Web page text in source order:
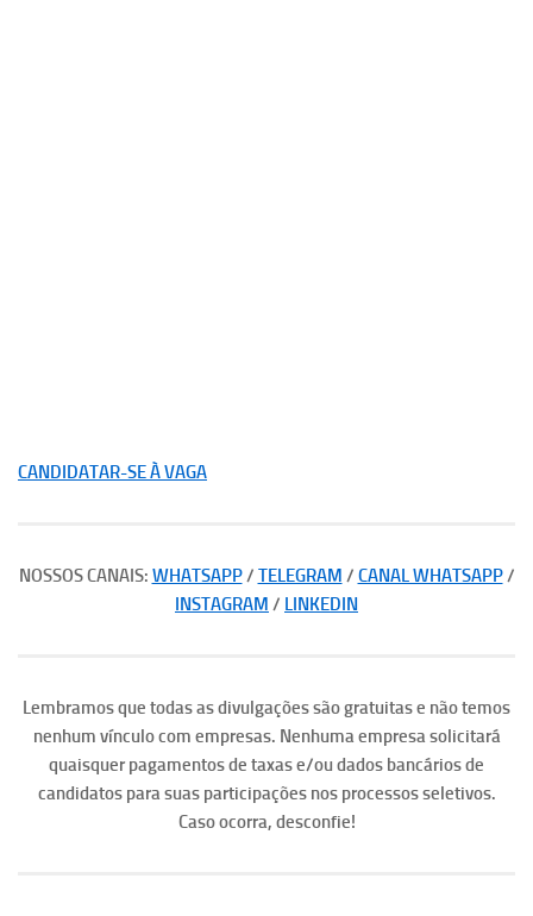
CANDIDATAR-SE À VAGA
NOSSOS CANAIS: WHATSAPP/ TELEGRAM / CANAL WHATSAPP/
INSTAGRAM / LINKEDIN
Lembramos que todas as divulgações são gratuitas e não temos
nenhum vínculo com empresas. Nenhuma empresa solicitará
quaisquer pagamentos de taxas e/ou dados bancários de
candidatos para suas participações nos processos seletivos.
Caso ocorra, desconfie!